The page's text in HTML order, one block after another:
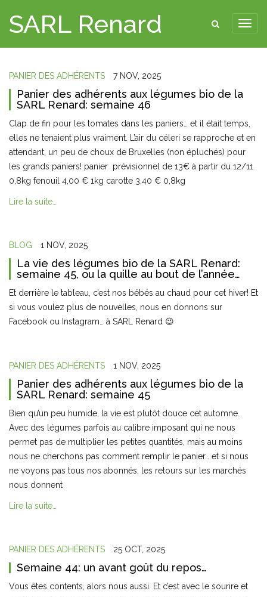
SARL Renard
PANIER DES ADHÉRENTS 7 NOV, 2025
Panier des adhérents aux légumes bio de la
SARL Renard: semaine 46
Clap de fin pour les tomates dans les paniers… et il était temps,
elles ne tenaient plus vraiment. L’air du céleri se rapproche et en
attendant, un peu de choux de Bruxelles (non épluchés) pour
les grands paniers! panier prévisionnel de 13€ à partir du 12/11
0,8kg fenouil 4,00 € 1kg carotte 3,40 € 0,8kg
Lire la suite…
BLOG 1 NOV, 2025
La vie des légumes bio de la SARL Renard:
semaine 45, ou la quille au bout de l’année…
Et derrière le tableau, c’est nos bébés au chaud pour cet hiver! Et
si vous voulez plus de nouvelles, nous en donnons sur
Facebook ou Instagram… à SARL Renard 😉
PANIER DES ADHÉRENTS 1 NOV, 2025
Panier des adhérents aux légumes bio de la
SARL Renard: semaine 45
Bien qu’un peu humide, la vie est plutôt douce cet automne.
Avec des légumes parfois au calibre imposant qui ne nous
permet pas de multiplier les petites quantités, mais au moins
nous ne cherchons pas comment remplir le panier… et si nous
ne voyons pas tous nos abonnés, les retours sur les marchés
nous donnent
Lire la suite…
PANIER DES ADHÉRENTS 25 OCT, 2025
Semaine 44: un avant goût du repos…
Vous êtes contents, alors nous aussi. Et c’est avec le sourire et